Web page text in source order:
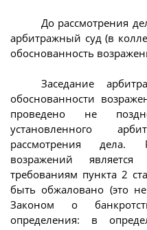
До рассмотрения
арбитражный суд (в
обоснованность
Заседание
обоснованности
проведено не
установленного
рассмотрения дела.
возражений является
требованиям пункта 2
быть обжаловано (это
Законом о
определения: в